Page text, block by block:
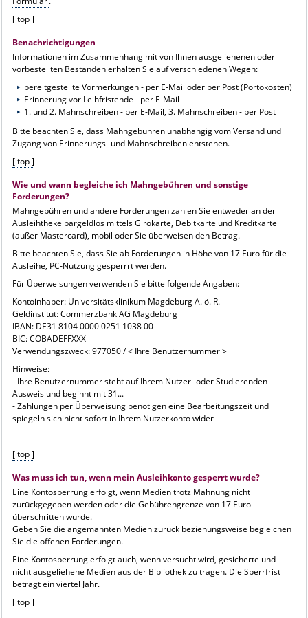
[ top ]
Benachrichtigungen
Informationen im Zusammenhang mit von Ihnen ausgeliehenen oder
vorbestellten Beständen erhalten Sie auf verschiedenen Wegen:
bereitgestellte Vormerkungen - per E-Mail oder per Post (Portokosten)
Erinnerung vor Leihfristende - per E-Mail
1. und 2. Mahnschreiben - per E-Mail, 3. Mahnschreiben - per Post
Bitte beachten Sie, dass Mahngebühren unabhängig vom Versand und
Zugang von Erinnerungs- und Mahnschreiben entstehen.
[ top ]
Wie und wann begleiche ich Mahngebühren und sonstige
Forderungen?
Mahngebühren und andere Forderungen zahlen Sie entweder an der
Ausleihtheke bargeldlos mittels Girokarte, Debitkarte und Kreditkarte
(außer Mastercard), mobil oder Sie überweisen den Betrag.
Bitte beachten Sie, dass Sie ab Forderungen in Höhe von 17 Euro für die
Ausleihe, PC-Nutzung gesperrrt werden.
Für Überweisungen verwenden Sie bitte folgende Angaben:
Kontoinhaber: Universitätsklinikum Magdeburg A. ö. R.
Geldinstitut: Commerzbank AG Magdeburg
IBAN: DE31 8104 0000 0251 1038 00
BIC: COBADEFFXXX
Verwendungszweck: 977050 / < Ihre Benutzernummer >
Hinweise:
- Ihre Benutzernummer steht auf Ihrem Nutzer- oder Studierenden-
Ausweis und beginnt mit 31...
- Zahlungen per Überweisung benötigen eine Bearbeitungszeit und
spiegeln sich nicht sofort in Ihrem Nutzerkonto wider
[ top ]
Was muss ich tun, wenn mein Ausleihkonto gesperrt wurde?
Eine Kontosperrung erfolgt, wenn Medien trotz Mahnung nicht
zurückgegeben werden oder die Gebührengrenze von 17 Euro
überschritten wurde.
Geben Sie die angemahnten Medien zurück beziehungsweise begleichen
Sie die offenen Forderungen.
Eine Kontosperrung erfolgt auch, wenn versucht wird, gesicherte und
nicht ausgeliehene Medien aus der Bibliothek zu tragen. Die Sperrfrist
beträgt ein viertel Jahr.
[ top ]